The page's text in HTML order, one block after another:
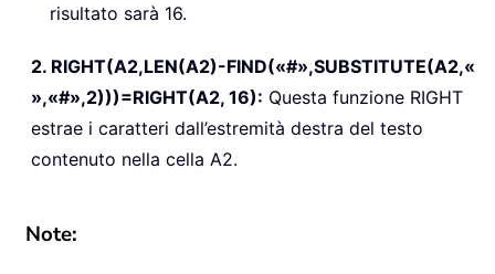
risultato sarà 16.
2. RIGHT(A2,LEN(A2)-FIND(«#»,SUBSTITUTE(A2,«
»,«#»,2)))=RIGHT(A2, 16): Questa funzione RIGHT
estrae i caratteri dall’estremità destra del testo
contenuto nella cella A2.
Note: